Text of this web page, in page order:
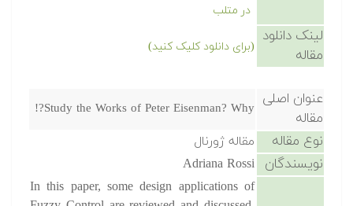
در متلب
لینک دانلود
مقاله
(برای دانلود کلیک کنید)
عنوان اصلی
مقاله
Study the Works of Peter Eisenman? Why?!
نوع مقاله مقاله ژورنال
نویسندگان Adriana Rossi
In this paper, some design applications of